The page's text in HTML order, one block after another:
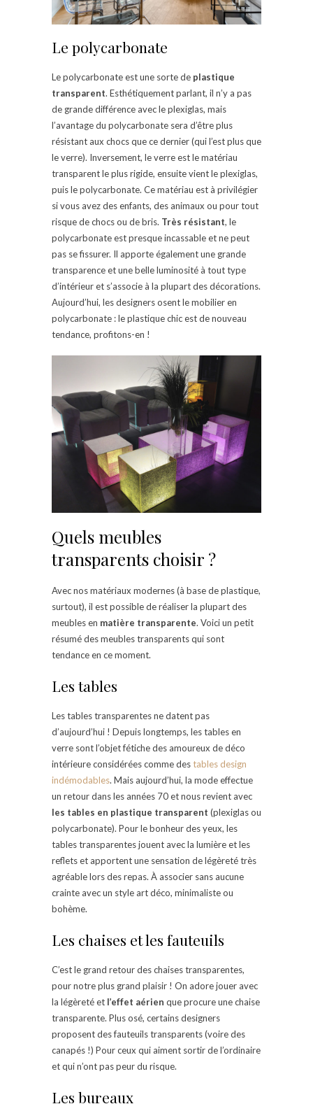
Le polycarbonate
Le polycarbonate est une sorte de plastique
transparent. Esthétiquement parlant, il n’y a pas
de grande différence avec le plexiglas, mais
l’avantage du polycarbonate sera d’être plus
résistant aux chocs que ce dernier (qui l’est plus que
le verre). Inversement, le verre est le matériau
transparent le plus rigide, ensuite vient le plexiglas,
puis le polycarbonate. Ce matériau est à privilégier
si vous avez des enfants, des animaux ou pour tout
risque de chocs ou de bris. Très résistant, le
polycarbonate est presque incassable et ne peut
pas se fissurer. Il apporte également une grande
transparence et une belle luminosité à tout type
d’intérieur et s’associe à la plupart des décorations.
Aujourd’hui, les designers osent le mobilier en
polycarbonate : le plastique chic est de nouveau
tendance, profitons-en !
Quels meubles
transparents choisir ?
Avec nos matériaux modernes (à base de plastique,
surtout), il est possible de réaliser la plupart des
meubles en matière transparente. Voici un petit
résumé des meubles transparents qui sont
tendance en ce moment.
Les tables
Les tables transparentes ne datent pas
d’aujourd’hui ! Depuis longtemps, les tables en
verre sont l’objet fétiche des amoureux de déco
intérieure considérées comme destables design
indémodables. Mais aujourd’hui, la mode effectue
un retour dans les années 70 et nous revient avec
les tables en plastique transparent (plexiglas ou
polycarbonate). Pour le bonheur des yeux, les
tables transparentes jouent avec la lumière et les
reflets et apportent une sensation de légèreté très
agréable lors des repas. À associer sans aucune
crainte avec un style art déco, minimaliste ou
bohème.
Les chaises et les fauteuils
C’est le grand retour des chaises transparentes,
pour notre plus grand plaisir ! On adore jouer avec
la légèreté et l’effet aérien que procure une chaise
transparente. Plus osé, certains designers
proposent des fauteuils transparents (voire des
canapés !) Pour ceux qui aiment sortir de l’ordinaire
et qui n’ont pas peur du risque.
Les bureaux